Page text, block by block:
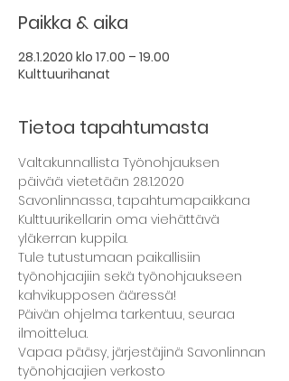
Paikka & aika
28.1.2020 klo 17.00 – 19.00
Kulttuurihanat
Tietoa tapahtumasta
Valtakunnallista Työnohjauksen
päivää vietetään 28.1.2020
Savonlinnassa, tapahtumapaikkana
Kulttuurikellarin oma viehättävä
yläkerran kuppila.
Tule tutustumaan paikallisiin
työnohjaajiin sekä työnohjaukseen
kahvikupposen ääressä!
Päivän ohjelma tarkentuu, seuraa
ilmoittelua.
Vapaa pääsy, järjestäjinä Savonlinnan
työnohjaajien verkosto